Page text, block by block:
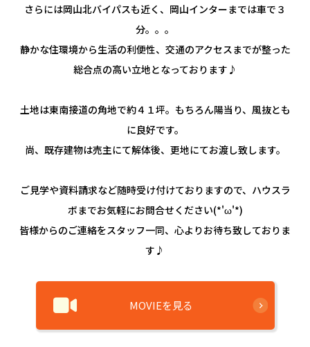
さらには岡山北バイパスも近く、岡山インターまでは車で３
分。。。
静かな住環境から生活の利便性、交通のアクセスまでが整った
総合点の高い立地となっております♪
土地は東南接道の角地で約４１坪。もちろん陽当り、風抜とも
に良好です。
尚、既存建物は売主にて解体後、更地にてお渡し致します。
ご見学や資料請求など随時受け付けておりますので、ハウスラ
ボまでお気軽にお問合せください(*'ω'*)
皆様からのご連絡をスタッフ一同、心よりお待ち致しておりま
す♪
MOVIEを見る